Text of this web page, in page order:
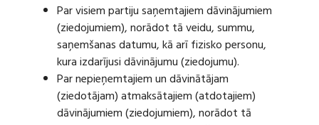
Par visiem partiju saņemtajiem dāvinājumiem
(ziedojumiem), norādot tā veidu, summu,
saņemšanas datumu, kā arī fizisko personu,
kura izdarījusi dāvinājumu (ziedojumu).
Par nepieņemtajiem un dāvinātājam
(ziedotājam) atmaksātajiem (atdotajiem)
dāvinājumiem (ziedojumiem), norādot tā